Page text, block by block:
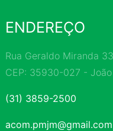
ENDEREÇO
Rua Geraldo Miranda
CEP: 35930-027 -
(31) 3859-2500
acom.pmjm@gmail.com